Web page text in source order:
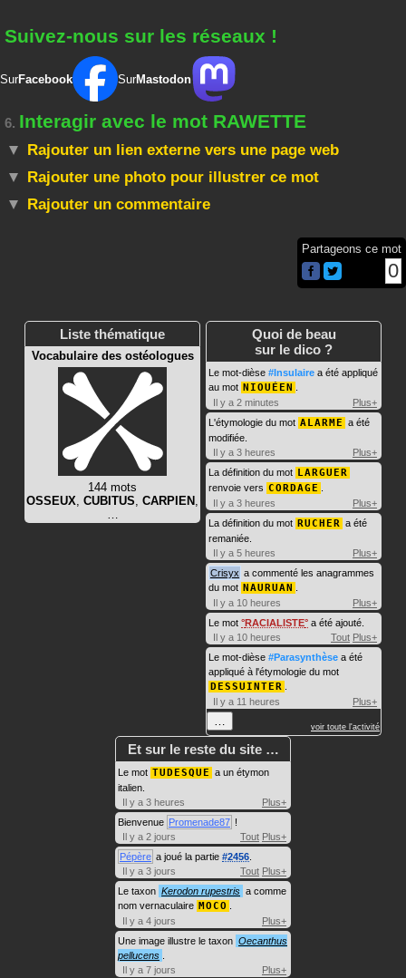
Suivez-nous sur les réseaux !
SurFacebook SurMastodon
6. Interagir avec le mot RAWETTE
Rajouter un lien externe vers une page web
Rajouter une photo pour illustrer ce mot
Rajouter un commentaire
Partageons ce mot
0
Liste thématique
Vocabulaire des ostéologues
144 mots
OSSEUX, CUBITUS, CARPIEN ,
…
Quoi de beau
sur le dico ?
Le mot-dièse #Insulaire a été appliqué
au mot NIOUÉEN
Il y a 2 minutes
Plus+
L'étymologie du mot ALARME a été
modifiée.
Il y a 3 heures
Plus+
La définition du mot LARGUER
renvoie vers CORDAGE
Il y a 3 heures
Plus+
La définition du mot RUCHER a été
remaniée.
Il y a 5 heures
Plus+
Crisyx a commenté les anagrammes
du mot NAURUAN
Il y a 10 heures
Plus+
Le mot RACIALISTE a été ajouté.
Il y a 10 heures
Tout Plus+
Le mot-dièse #Parasynthèse a été
appliqué à l'étymologie du mot
DESSUINTER
Il y a 11 heures
Plus+
… voir toute l'activité
Et sur le reste du site …
Le mot TUDESQUE a un étymon
italien.
Il y a 3 heures
Plus+
Bienvenue Promenade87 !
Il y a 2 jours
Tout Plus+
Pépère a joué la partie #2456
Il y a 3 jours
Tout Plus+
Le taxon Kerodon rupestris a comme
nom vernaculaire MOCO
Il y a 4 jours
Plus+
Une image illustre le taxon Oecanthus
pellucens
Il y a 7 jours
Plus+